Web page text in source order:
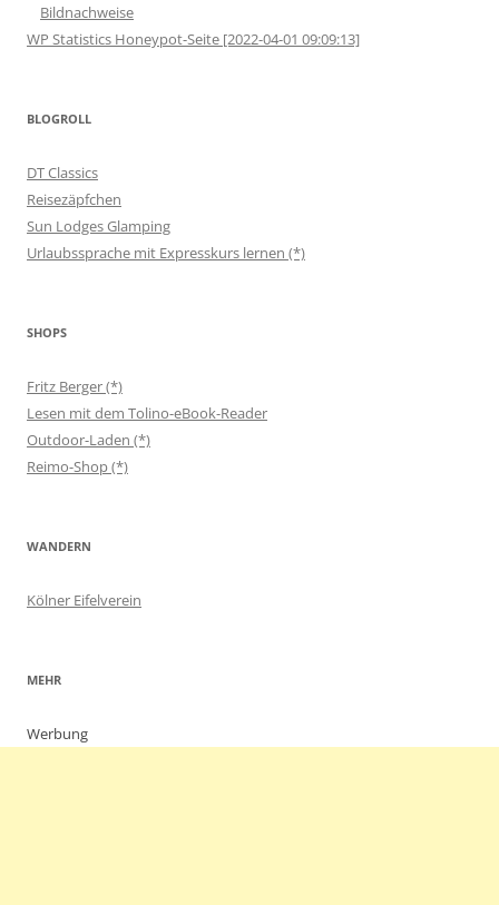
Bildnachweise
WP Statistics Honeypot-Seite [2022-04-01 09:09:13]
BLOGROLL
DT Classics
Reisezäpfchen
Sun Lodges Glamping
Urlaubssprache mit Expresskurs lernen (*)
SHOPS
Fritz Berger (*)
Lesen mit dem Tolino-eBook-Reader
Outdoor-Laden (*)
Reimo-Shop (*)
WANDERN
Kölner Eifelverein
MEHR
Werbung